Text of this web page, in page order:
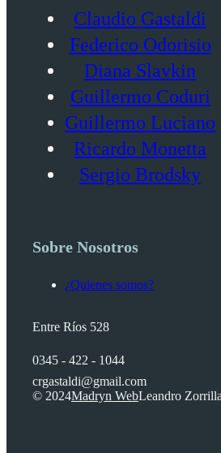
Claudio Gastaldi
Federico Odorisio
Diana Slavkin
Guillermo Coduri
Guillermo Luciano
Ricardo Monetta
Sergio Brodsky
Sobre Nosotros
¿Quienes somos?
Entre Ríos 528
0345 - 422 - 1044
crgastaldi@gmail.com
© 2024Madryn WebLeandro Zorrilla